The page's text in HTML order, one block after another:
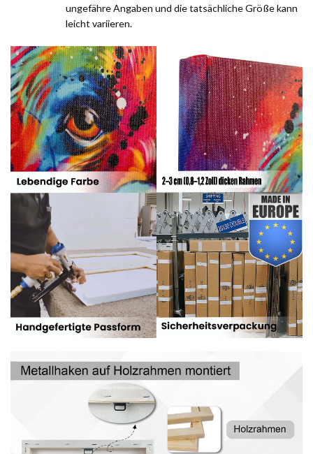
ungefähre Angaben und die tatsächliche Größe kann
leicht variieren.